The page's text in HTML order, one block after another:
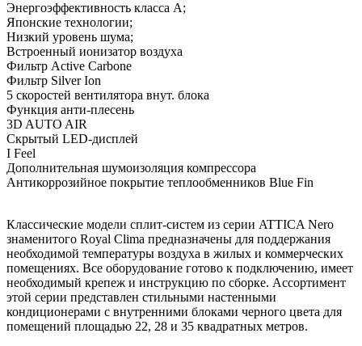
Энергоэффективность класса А;
Японские технологии;
Низкий уровень шума;
Встроенный ионизатор воздуха
Фильтр Active Carbone
Фильтр Silver Ion
5 скоростей вентилятора внут. блока
Функция анти-плесень
3D AUTO AIR
Скрытый LED-дисплей
I Feel
Дополнительная шумоизоляция компрессора
Антикоррозийное покрытие теплообменников Blue Fin
Классические модели сплит-систем из серии ATTICA Nero
знаменитого Royal Clima предназначены для поддержания
необходимой температуры воздуха в жилых и коммерческих
помещениях. Все оборудование готово к подключению, имеет
необходимый крепеж и инструкцию по сборке. Ассортимент
этой серии представлен стильными настенными
кондиционерами с внутренними блоками черного цвета для
помещений площадью 22, 28 и 35 квадратных метров.